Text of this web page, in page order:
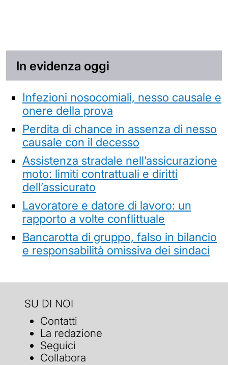
In evidenza oggi
Infezioni nosocomiali, nesso causale e
onere della prova
Perdita di chance in assenza di nesso
causale con il decesso
Assistenza stradale nell’assicurazione
moto: limiti contrattuali e diritti
dell’assicurato
Lavoratore e datore di lavoro: un
rapporto a volte conflittuale
Bancarotta di gruppo, falso in bilancio
e responsabilità omissiva dei sindaci
SU DI NOI
Contatti
La redazione
Seguici
Collabora